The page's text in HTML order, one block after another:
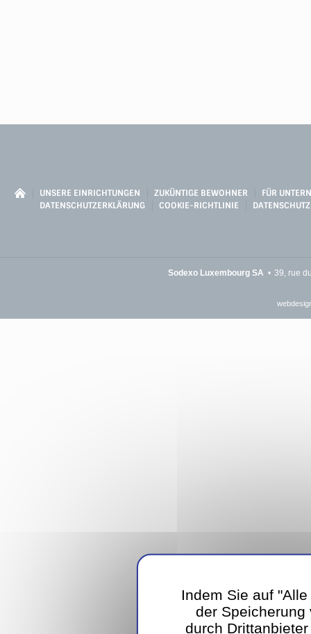
UNSERE EINRICHTUNGEN ZUKÜNTIGE BEWOHNER
FÜR
DATENSCHUTZERKLÄRUNG
COOKIE-RICHTLINIE
Sodexo Luxembourg SA 39, rue
Indem Sie auf
der Speicherung
durch